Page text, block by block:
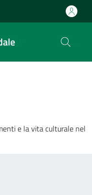
e la vita culturale nel